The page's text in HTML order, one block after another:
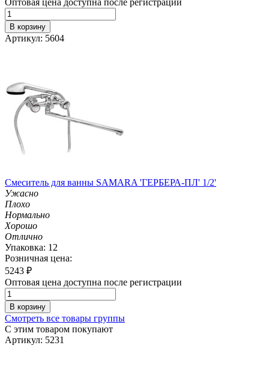
В корзину
Артикул: 5604
Смеситель для ванны SAMARA 'ГЕРБЕРА-ПЛ' 1/2'
Ужасно
Плохо
Нормально
Хорошо
Отлично
Упаковка: 12
Розничная цена:
5243 ₽
Оптовая цена доступна после регистрации
В корзину
Смотреть все товары группы
С этим товаром покупают
Артикул: 5231